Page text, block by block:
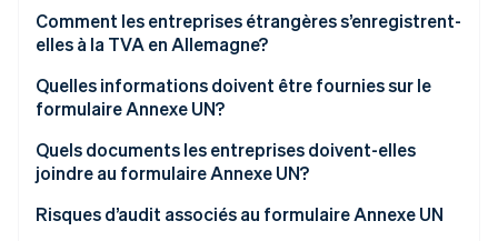
Stripe Sessions 2026
Découvrez comment Stripe construit l’infrastructure
l’IA.
Regarder
Comment les entreprises étrangères s’enregistrent-
elles à la TVA en Allemagne?
Faire une demande de numéro de TVA
à l’importation » (IOSS)
Quelles informations doivent être fournies sur le
formulaire Annexe UN?
Informations générales
Procédure de remboursement de la TVA en amont
Crédits de TVA
Quels documents les entreprises doivent-elles
joindre au formulaire Annexe UN?
Risques d’audit associés au formulaire Annexe UN